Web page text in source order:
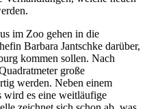
im Zoo gehen in die
Barbara Jantschke darüber,
kommen sollen. Nach
große
werden. Neben einem
wird es eine weitläufige